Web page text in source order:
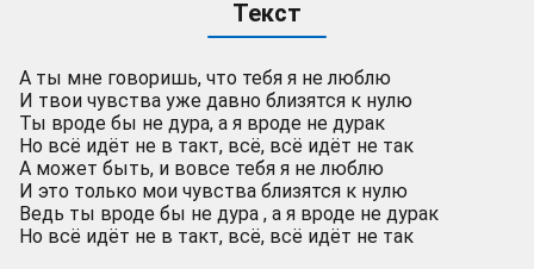
Текст
А ты мне говоришь, что тебя я не люблю
И твои чувства уже давно близятся к нулю
Ты вроде бы не дура, а я вроде не дурак
Но всё идёт не в такт, всё, всё идёт не так
А может быть, и вовсе тебя я не люблю
И это только мои чувства близятся к нулю
Ведь ты вроде бы не дура , а я вроде не дурак
Но всё идёт не в такт, всё, всё идёт не так